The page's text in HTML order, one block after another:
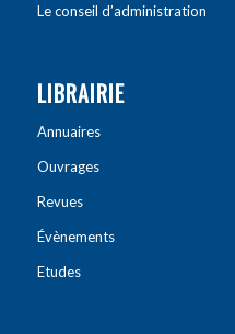
Le conseil d’administration
LIBRAIRIE
Annuaires
Ouvrages
Revues
Évènements
Etudes